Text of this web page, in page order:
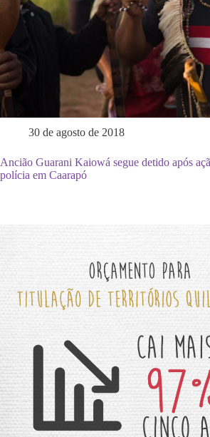
30 de agosto de 2018
Ancião Guarani Kaiowá segue detido após
polícia em Caarapó